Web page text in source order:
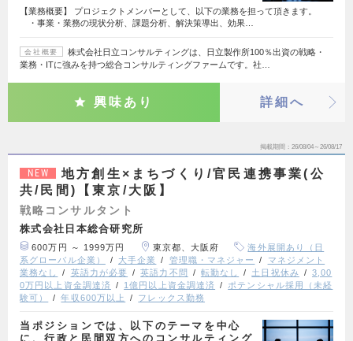
【業務概要】 プロジェクトメンバーとして、以下の業務を担って頂きます。
・事業・業務の現状分析、課題分析、解決策導出、効果…
会社概要
株式会社日立コンサルティングは、日立製作所100％出資の戦略・
業務・ITに強みを持つ総合コンサルティングファームです。社…
興味あり 詳細へ
掲載期間 26/08/04～26/08/17
NEW
地方創生×まちづくり/官民連携事業(公
共/民間)【東京/大阪】
戦略コンサルタント
株式会社日本総合研究所
600万円 ～ 1999万円 東京都、大阪府
海外展開あり（日
系グローバル企業）
大手企業 管理職・マネジャー
マネジメント
業務なし
英語力が必要 英語力不問 転勤なし 土日祝休み
3,00
0万円以上資金調達済
1億円以上資金調達済
ポテンシャル採用（未経
験可）
年収600万以上 フレックス勤務
当ポジションでは、以下のテーマを中心
に、行政と民間双方へのコンサルティング